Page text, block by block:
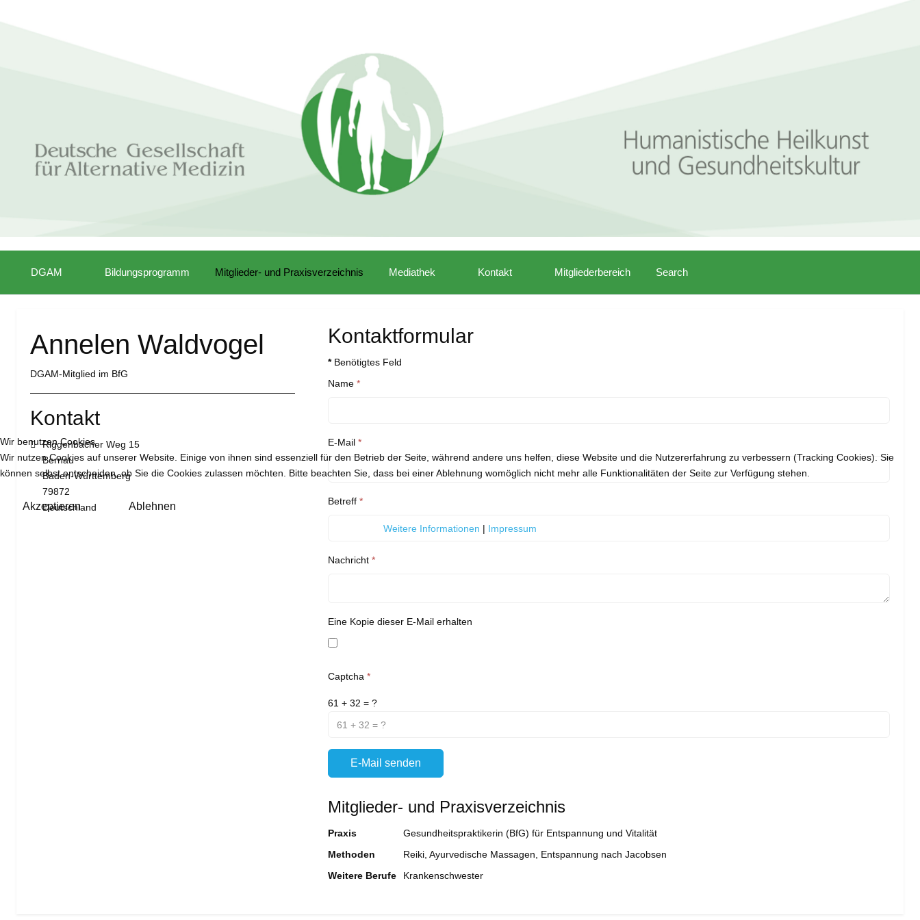
DGAM Bildungsprogramm Mitglieder- und Praxisverzeichnis Mediathek Kontakt Mitgliederbereich Search
Annelen Waldvogel
DGAM-Mitglied im BfG
Kontakt
Adresse:
Riggenbacher Weg 15
Bernau
Baden-Württemberg
79872
Deutschland
Kontaktformular
*Benötigtes Feld
Name*
E-Mail*
Betreff*
Nachricht*
Eine Kopie dieser E-Mail erhalten
Captcha *
61 + 32 = ?
E-Mail senden
Mitglieder- und Praxisverzeichnis
Praxis
Gesundheitspraktikerin (BfG) für Entspannung und Vitalität
Methoden
Reiki, Ayurvedische Massagen, Entspannung nach Jacobsen
Weitere Berufe
Krankenschwester
Wir benutzen Cookies
Wir nutzen Cookies auf unserer Website. Einige von ihnen sind essenziell für den Betrieb der Seite, während andere uns helfen, diese Website und die Nutzererfahrung zu verbessern (Tracking Cookies). Sie
können selbst entscheiden, ob Sie die Cookies zulassen möchten. Bitte beachten Sie, dass bei einer Ablehnung womöglich nicht mehr alle Funktionalitäten der Seite zur Verfügung stehen.
Akzeptieren Ablehnen
Weitere Informationen | Impressum